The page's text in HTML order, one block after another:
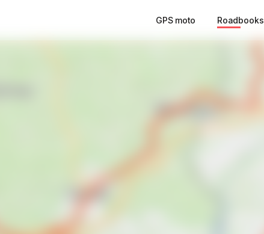
GPS moto Roadbooks